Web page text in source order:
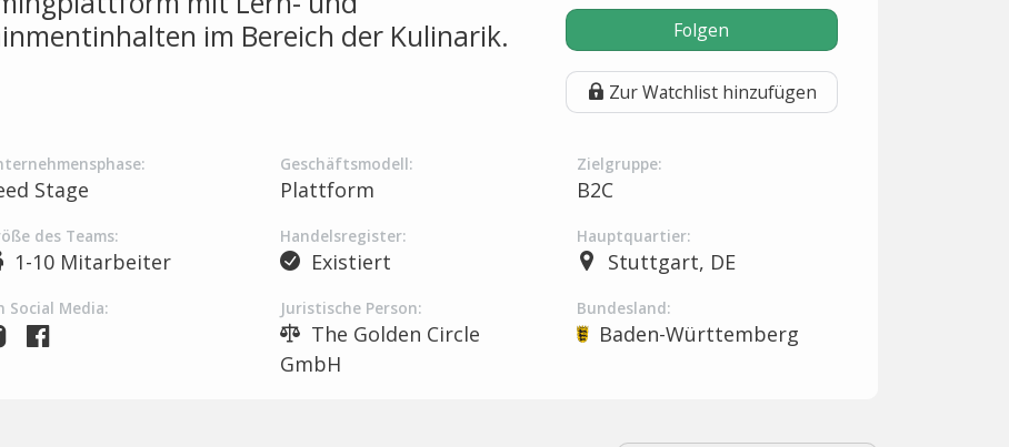
im Bereich der Kulinarik.
Folgen
Zur Watchlist hinzufügen
Stage
Geschäftsmodell:
Plattform
Zielgruppe:
B2C
des Teams:
1-10 Mitarbeiter
Handelsregister:
Existiert
Hauptquartier:
Stuttgart, DE
Social Media: Juristische Person:
The Golden Circle
GmbH
Bundesland:
Baden-Württemberg